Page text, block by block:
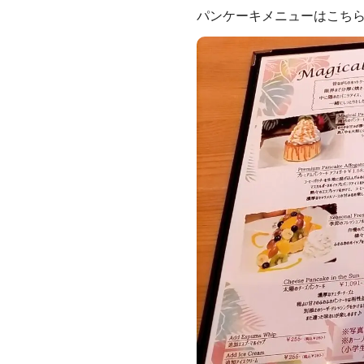
パンケーキメニューはこち